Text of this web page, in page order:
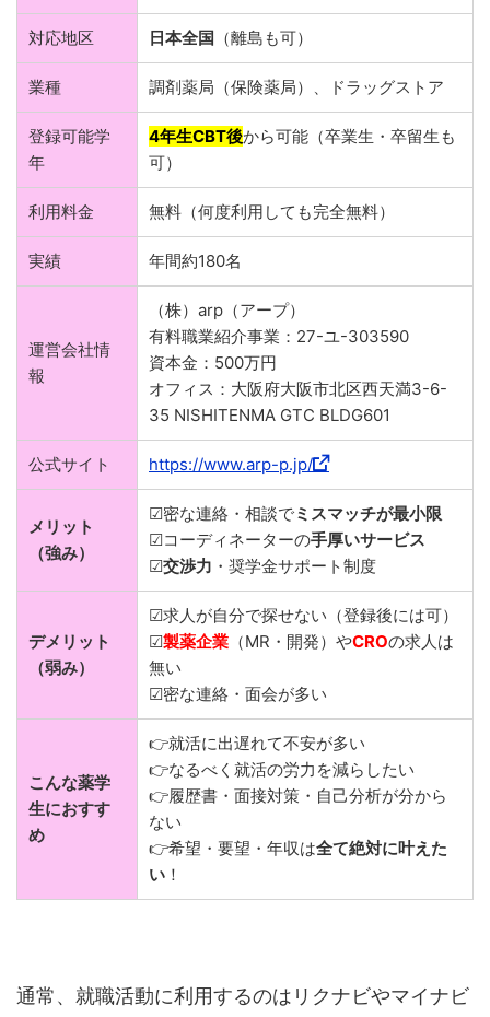
対応地区 日本全国 （離島も可）
業種 調剤薬局（保険薬局）、ドラッグストア
登録可能学
年
4年生CBT後から可能（卒業生・卒留生も
可）
利用料金 無料（何度利用しても完全無料）
実績 年間約180名
運営会社情
報
（株）arp（アープ）
有料職業紹介事業：27-ユ-303590
資本金：500万円
オフィス：大阪府大阪市北区西天満3-6-
35 NISHITENMA GTC BLDG601
公式サイト https://www.arp-p.jp/
メリット
（強み）
☑密な連絡・相談でミスマッチが最小限
☑コーディネーターの手厚いサービス
☑交渉力 ・奨学金サポート制度
デメリット
（弱み）
☑求人が自分で探せない（登録後には可）
☑製薬企業 （MR・開発）やCROの求人は
無い
☑密な連絡・面会が多い
こんな薬学
生におすす
め
👉就活に出遅れて不安が多い
👉なるべく就活の労力を減らしたい
👉履歴書・面接対策・自己分析が分から
ない
👉希望・要望・年収は全て絶対に叶えた
い ！
通常、就職活動に利用するのはリクナビやマイナビ